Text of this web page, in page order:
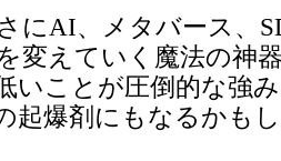
にAI、メタバース、
変えていく魔法の神
いことが圧倒的な強
起爆剤にもなるかも